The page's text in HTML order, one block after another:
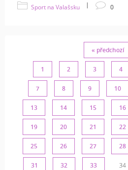
Sport na Valašsku | 0
« předchozí
1 2 3 4
7 8 9 10
13 14 15 16
19 20 21 22
25 26 27 28
31 32 33 34